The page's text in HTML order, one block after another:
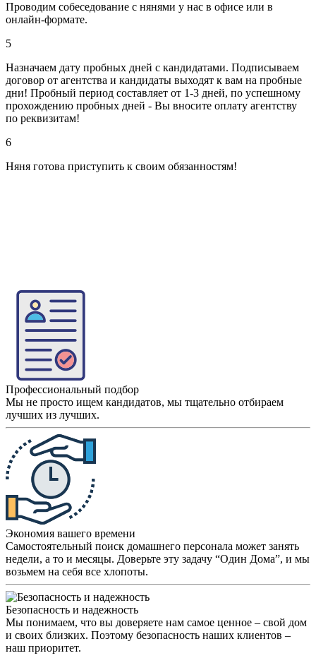
Проводим собеседование с нянями у нас в офисе или в
онлайн-формате.
5
Назначаем дату пробных дней с кандидатами. Подписываем
договор от агентства и кандидаты выходят к вам на пробные
дни! Пробный период составляет от 1-3 дней, по успешному
прохождению пробных дней - Вы вносите оплату агентству
по реквизитам!
6
Няня готова приступить к своим обязанностям!
Профессиональный подбор
Мы не просто ищем кандидатов, мы тщательно отбираем
лучших из лучших.
Экономия вашего времени
Самостоятельный поиск домашнего персонала может занять
недели, а то и месяцы. Доверьте эту задачу “Один Дома”, и мы
возьмем на себя все хлопоты.
Безопасность и надежность
Мы понимаем, что вы доверяете нам самое ценное – свой дом
и своих близких. Поэтому безопасность наших клиентов –
наш приоритет.